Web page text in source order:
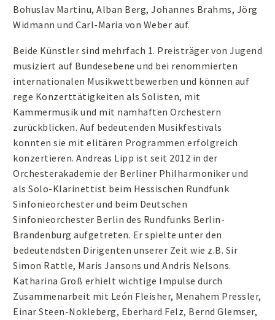
Bohuslav Martinu, Alban Berg, Johannes Brahms, Jörg
Widmann und Carl-Maria von Weber auf.
Beide Künstler sind mehrfach 1. Preisträger von Jugend
musiziert auf Bundesebene und bei renommierten
internationalen Musikwettbewerben und können auf
rege Konzerttätigkeiten als Solisten, mit
Kammermusik und mit namhaften Orchestern
zurückblicken. Auf bedeutenden Musikfestivals
konnten sie mit elitären Programmen erfolgreich
konzertieren. Andreas Lipp ist seit 2012 in der
Orchesterakademie der Berliner Philharmoniker und
als Solo-Klarinettist beim Hessischen Rundfunk
Sinfonieorchester und beim Deutschen
Sinfonieorchester Berlin des Rundfunks Berlin-
Brandenburg aufgetreten. Er spielte unter den
bedeutendsten Dirigenten unserer Zeit wie z.B. Sir
Simon Rattle, Maris Jansons und Andris Nelsons.
Katharina Groß erhielt wichtige Impulse durch
Zusammenarbeit mit León Fleisher, Menahem Pressler,
Einar Steen-Nokleberg, Eberhard Felz, Bernd Glemser,